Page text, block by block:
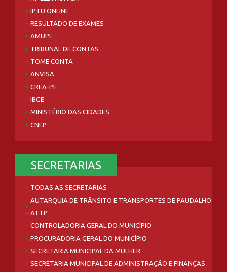
IPTU ONLINE
RESULTADO DE EXAMES
AMUPE
TRIBUNAL DE CONTAS
TOME CONTA
ANVISA
CREA-PE
IBGE
MINISTÉRIO DAS CIDADES
CNEP
SECRETARIAS
TODAS AS SECRETARIAS
AUTARQUIA DE TRÂNSITO E TRANSPORTES DE PAUDALHO
– ATTP
CONTROLADORIA GERAL DO MUNICÍPIO
PROCURADORIA GERAL DO MUNICÍPIO
SECRETARIA MUNICIPAL DA MULHER
SECRETARIA MUNICIPAL DE ADMINISTRAÇÃO E FINANÇAS